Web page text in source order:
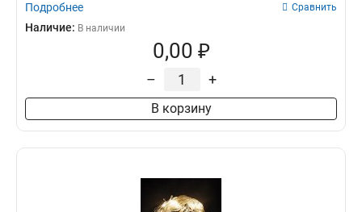
Подробнее Сравнить
Наличие: В наличии
0,00 ₽
– +
В корзину